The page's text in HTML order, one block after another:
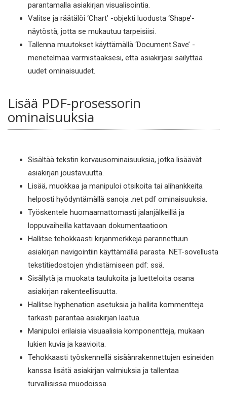
parantamalla asiakirjan visualisointia.
Valitse ja räätälöi ‘Chart’ -objekti luodusta ‘Shape’-
näytöstä, jotta se mukautuu tarpeisiisi.
Tallenna muutokset käyttämällä ‘Document.Save’ -
menetelmää varmistaaksesi, että asiakirjasi säilyttää
uudet ominaisuudet.
Lisää PDF-prosessorin
ominaisuuksia
Sisältää tekstin korvausominaisuuksia, jotka lisäävät
asiakirjan joustavuutta.
Lisää, muokkaa ja manipuloi otsikoita tai alihankkeita
helposti hyödyntämällä sanoja .net pdf ominaisuuksia.
Työskentele huomaamattomasti jalanjälkeillä ja
loppuvaiheilla kattavaan dokumentaatioon.
Hallitse tehokkaasti kirjanmerkkejä parannettuun
asiakirjan navigointiin käyttämällä parasta .NET-sovellusta
tekstitiedostojen yhdistämiseen pdf: ssä.
Sisällytä ja muokata taulukoita ja luetteloita osana
asiakirjan rakenteellisuutta.
Hallitse hyphenation asetuksia ja hallita kommentteja
tarkasti parantaa asiakirjan laatua.
Manipuloi erilaisia visuaalisia komponentteja, mukaan
lukien kuvia ja kaavioita.
Tehokkaasti työskennellä sisäänrakennettujen esineiden
kanssa lisätä asiakirjan valmiuksia ja tallentaa
turvallisissa muodoissa.